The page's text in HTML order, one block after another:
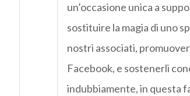
un’occasione unica a
sostituire la magia di uno
nostri associati,
Facebook, e sostenerli
indubbiamente, in questa